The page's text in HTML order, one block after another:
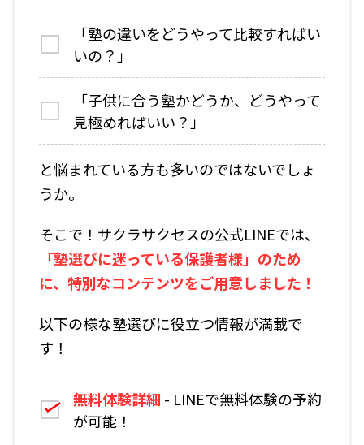
「塾の違いをどうやって比較すればい
いの？」
「子供に合う塾かどうか、どうやって
見極めればいい？」
と悩まれている方も多いのではないでしょ
うか。
そこで！サクラサクセスの公式LINEでは、
「塾選びに迷っている保護者様」のため
に、特別なコンテンツをご用意しました！
以下の様な塾選びに役立つ情報が満載で
す！
無料体験詳細 - LINEで無料体験の予約
が可能！